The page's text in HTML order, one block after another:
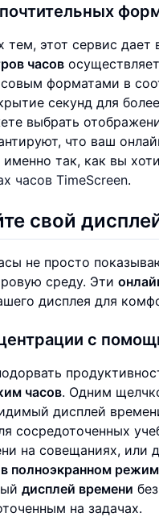
этот сервис
часов
форматами в
секунд для
выбрать
что ваш
так, как вы
часов TimeScreen.
свой
не просто
среду. Эти
дисплея для
с
часов. Одним
дисплей
сосредоточенных
на совещаниях, или
полноэкранном
дисплей времени
на задачах.